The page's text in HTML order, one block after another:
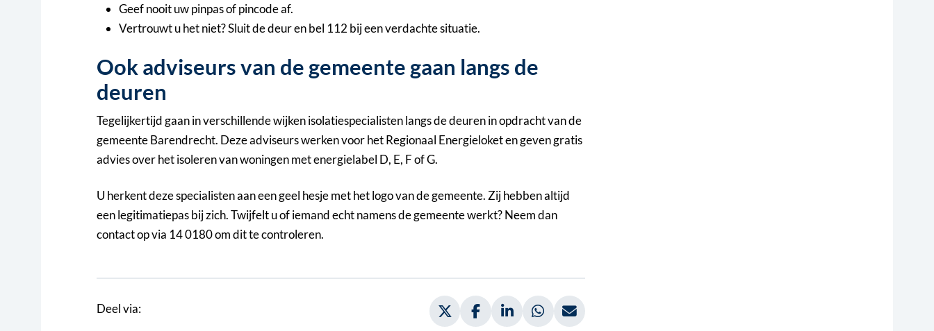
Geef nooit uw pinpas of pincode af.
Vertrouwt u het niet? Sluit de deur en bel 112 bij een verdachte situatie.
Ook adviseurs van de gemeente gaan langs de
deuren
Tegelijkertijd gaan in verschillende wijken isolatiespecialisten langs de deuren in opdracht van de
gemeente Barendrecht. Deze adviseurs werken voor het Regionaal Energieloket en geven gratis
advies over het isoleren van woningen met energielabel D, E, F of G.
U herkent deze specialisten aan een geel hesje met het logo van de gemeente. Zij hebben altijd
een legitimatiepas bij zich. Twijfelt u of iemand echt namens de gemeente werkt? Neem dan
contact op via 14 0180 om dit te controleren.
Deel via: Deel via Twitter, opent in nieuw tabblad
Deel via Facebook, opent in nieuw tabblad
Deel via LinkedIn, opent in nieuw tabblad
Deel via WhatsApp, opent in nieuw tabblad
Deel via Mail, opent in nieuw tabblad